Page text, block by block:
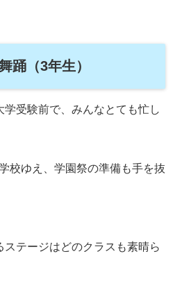
踊（3年生）
受験前で、みんなとても忙し
校ゆえ、学園祭の準備も手を抜
テージはどのクラスも素晴ら